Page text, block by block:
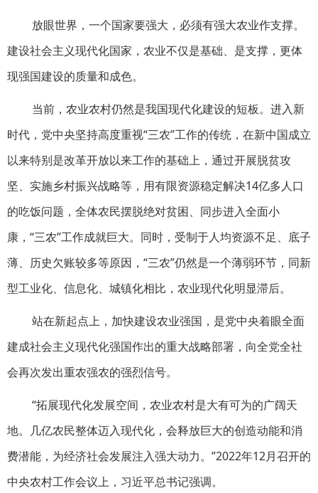
放眼世界，一个国家要强大，必须有强大农业作支撑。
建设社会主义现代化国家，农业不仅是基础、是支撑，更体
现强国建设的质量和成色。
当前，农业农村仍然是我国现代化建设的短板。进入新
时代，党中央坚持高度重视“三农”工作的传统，在新中国成立
以来特别是改革开放以来工作的基础上，通过开展脱贫攻
坚、实施乡村振兴战略等，用有限资源稳定解决14亿多人口
的吃饭问题，全体农民摆脱绝对贫困、同步进入全面小
康，“三农”工作成就巨大。同时，受制于人均资源不足、底子
薄、历史欠账较多等原因，“三农”仍然是一个薄弱环节，同新
型工业化、信息化、城镇化相比，农业现代化明显滞后。
站在新起点上，加快建设农业强国，是党中央着眼全面
建成社会主义现代化强国作出的重大战略部署，向全党全社
会再次发出重农强农的强烈信号。
“拓展现代化发展空间，农业农村是大有可为的广阔天
地。几亿农民整体迈入现代化，会释放巨大的创造动能和消
费潜能，为经济社会发展注入强大动力。”2022年12月召开的
中央农村工作会议上，习近平总书记强调。